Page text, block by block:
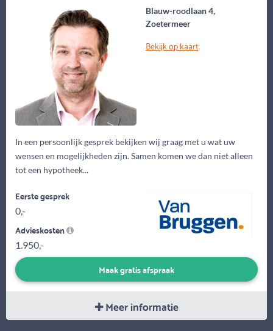
Blauw-roodlaan 4,
Zoetermeer
Bekijk op kaart
In een persoonlijk gesprek bekijken wij graag met u wat uw
wensen en mogelijkheden zijn. Samen komen we dan niet alleen
tot een hypotheek...
Eerste gesprek
0,-
Advieskosten
1.950,-
Maak gratis afspraak
Meer informatie